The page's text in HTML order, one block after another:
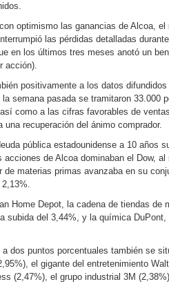
optimismo las ganancias de Alcoa,
las pérdidas detalladas
en los últimos tres meses anotó un
acción).
positivamente a los datos
semana pasada se tramitaron 33.000
como a las cifras favorables de
una recuperación del ánimo comprador.
pública estadounidense a 10 años
acciones de Alcoa dominaban el Dow,
de materias primas avanzaba en su
Home Depot, la cadena de tiendas de
subida del 3,44%, y la química
dos puntos porcentuales también se
el gigante del entretenimiento
(2,47%), el grupo industrial 3M